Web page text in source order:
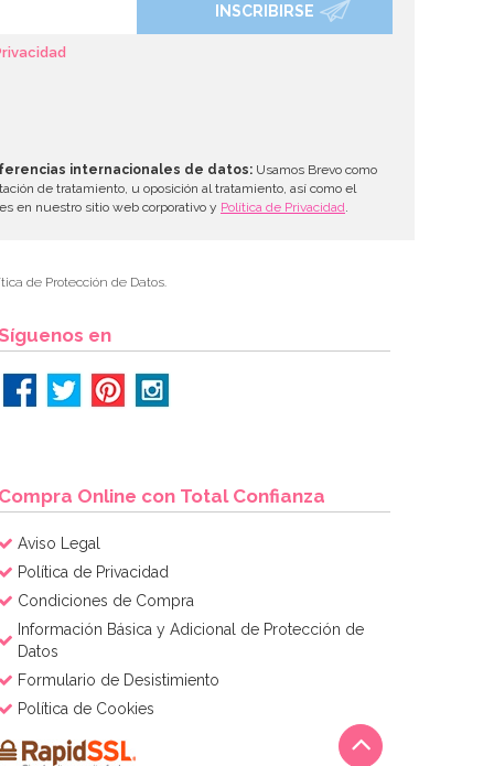
INSCRIBIRSE
internacionales de datos: Usamos Brevo como
de tratamiento, u oposición al tratamiento, así como el
en nuestro sitio web corporativo y Política de Privacidad
de Protección de Datos.
en
Online con Total Confianza
Aviso Legal
Política de Privacidad
Condiciones de Compra
Información Básica y Adicional de Protección de
Datos
Formulario de Desistimiento
Política de Cookies